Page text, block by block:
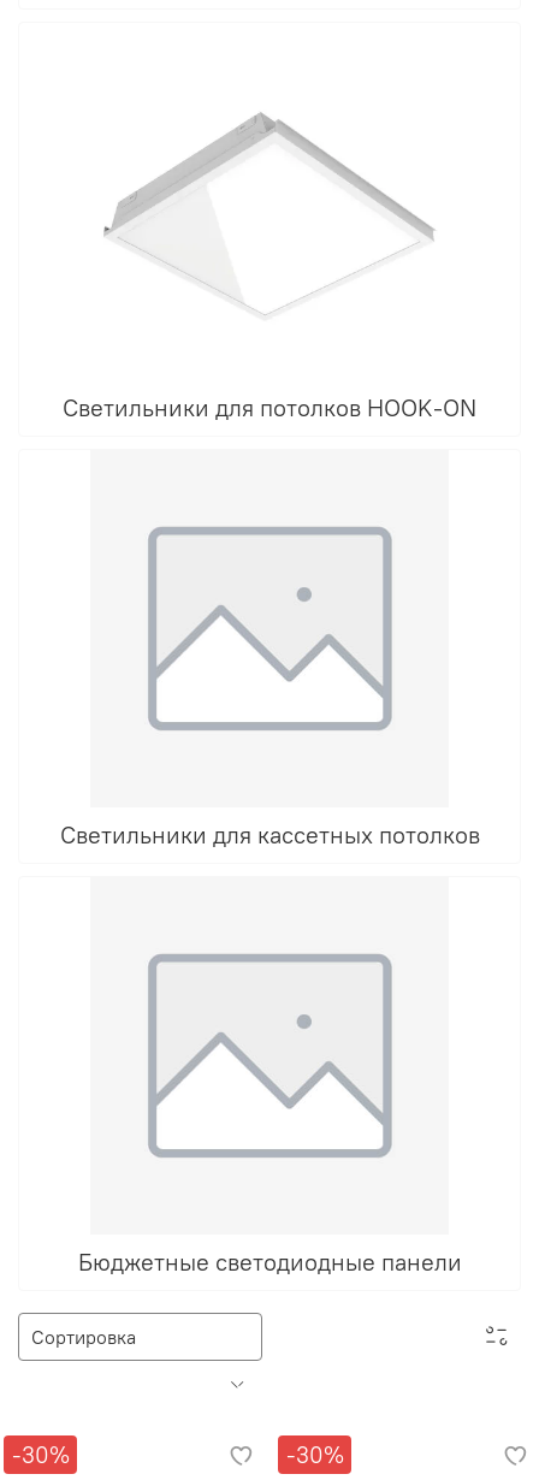
Светильники для потолков HOOK-ON
Светильники для кассетных потолков
Бюджетные светодиодные панели
-30% -30%